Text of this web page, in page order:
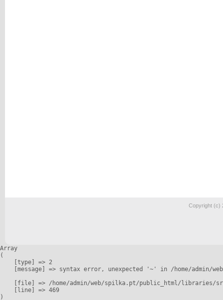
Copyright (c)
Array
(
    [type] => 2
[message] => syntax error, unexpected '~' in /home/admin/
[file] => /home/admin/web/spilka.pt/public_html/libraries/
    [line] => 469